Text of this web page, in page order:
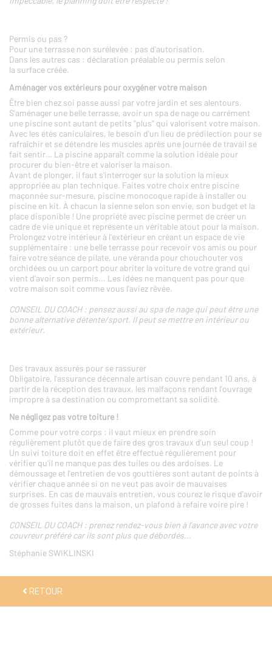
Permis ou pas ?
Pour une terrasse non surélevée : pas d'autorisation.
Dans les autres cas : déclaration préalable ou permis selon
la surface créée.
Aménager vos extérieurs pour oxygéner votre maison
Être bien chez soi passe aussi par votre jardin et ses alentours.
S'aménager une belle terrasse, avoir un spa de nage ou carrément
une piscine sont autant de petits "plus" qui valorisent votre maison.
Avec les étés caniculaires, le besoin d'un lieu de prédilection pour se
rafraîchir et se détendre les muscles après une journée de travail se
fait sentir… La piscine apparaît comme la solution idéale pour
procurer du bien-être et valoriser la maison.
Avant de plonger, il faut s'interroger sur la solution la mieux
appropriée au plan technique. Faites votre choix entre piscine
maçonnée sur-mesure, piscine monocoque rapide à installer ou
piscine en kit. À chacun la sienne selon son envie, son budget et la
place disponible ! Une propriété avec piscine permet de créer un
cadre de vie unique et représente un véritable atout pour la maison.
Prolongez votre intérieur à l'extérieur en créant un espace de vie
supplémentaire : une belle terrasse pour recevoir vos amis ou pour
faire votre séance de pilate, une véranda pour chouchouter vos
orchidées ou un carport pour abriter la voiture de votre grand qui
vient d'avoir son permis... Les idées ne manquent pas pour que
votre maison soit comme vous l'aviez rêvée.
CONSEIL DU COACH : pensez aussi au spa de nage qui peut être une
bonne alternative détente/sport. Il peut se mettre en intérieur ou
extérieur.
Des travaux assurés pour se rassurer
Obligatoire, l'assurance décennale artisan couvre pendant 10 ans, à
partir de la réception des travaux, les malfaçons rendant l'ouvrage
impropre à sa destination ou compromettant sa solidité.
Ne négligez pas votre toiture !
Comme pour votre corps : il vaut mieux en prendre soin
régulièrement plutôt que de faire des gros travaux d'un seul coup !
Un suivi toiture doit en effet être effectué régulièrement pour
vérifier qu'il ne manque pas des tuiles ou des ardoises. Le
démoussage et l'entretien de vos gouttières sont autant de points à
vérifier chaque année si on ne veut pas avoir de mauvaises
surprises. En cas de mauvais entretien, vous courez le risque d'avoir
de grosses fuites dans la maison, un plafond à refaire voire pire !
CONSEIL DU COACH : prenez rendez-vous bien à l'avance avec votre
couvreur préféré car ils sont plus que débordés...
Stéphanie SWIKLINSKI
RETOUR